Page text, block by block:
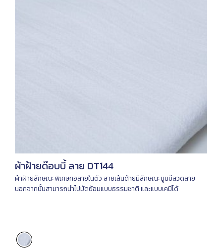
ผ้าฝ้ายด๊อบบี้ ลาย DT144
ผ้าฝ้ายลักษณะพิเศษทอลายในตัว ลายเส้นด้ายมีลักษณะนูนมีลวดลาย
นอกจากนั้นสามารถนำไปมัดย้อมแบบธรรมชาติ และแบบเคมีได้